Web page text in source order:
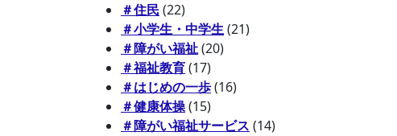
＃住民(22)
＃小学生・中学生(21)
＃障がい福祉(20)
＃福祉教育(17)
＃はじめの一歩(16)
＃健康体操(15)
＃障がい福祉サービス (14)